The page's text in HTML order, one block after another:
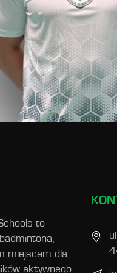
to
miejscem dla
aktywnego